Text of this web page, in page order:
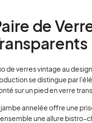
de
de verres vintage au
se distingue par
sur un pied en verre
jambe annelée offre une
une allure bistro-